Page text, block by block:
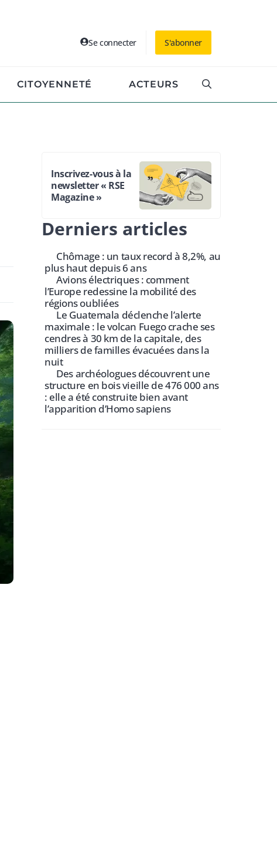
Se connecter S'abonner
CITOYENNETÉ ACTEURS
Inscrivez-vous à la
newsletter « RSE
Magazine »
Derniers articles
Chômage : un taux record à 8,2%, au
plus haut depuis 6 ans
Avions électriques : comment
l’Europe redessine la mobilité des
régions oubliées
Le Guatemala déclenche l’alerte
maximale : le volcan Fuego crache ses
cendres à 30 km de la capitale, des
milliers de familles évacuées dans la
nuit
Des archéologues découvrent une
structure en bois vieille de 476 000 ans
: elle a été construite bien avant
l’apparition d’Homo sapiens